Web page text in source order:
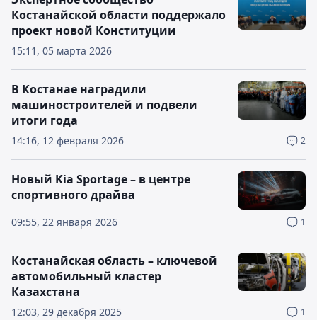
15:11, 05 марта 2026
Костанайской области поддержало
проект новой Конституции
14:16, 12 февраля 2026 2
В Костанае наградили
машиностроителей и подвели
итоги года
09:55, 22 января 2026 1
Новый Kia Sportage – в центре
спортивного драйва
12:03, 29 декабря 2025 1
Костанайская область – ключевой
автомобильный кластер
Казахстана